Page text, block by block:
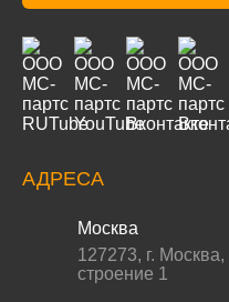
АДРЕСА
Москва
127273, г. Москва,
строение 1